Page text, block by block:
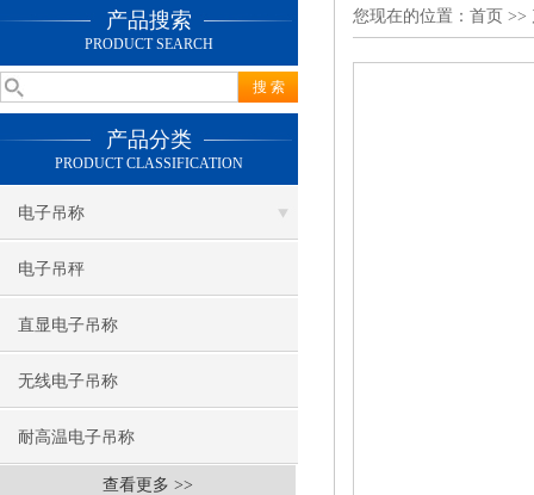
产品搜索
PRODUCT SEARCH
产品分类
PRODUCT CLASSIFICATION
电子吊称
电子吊秤
直显电子吊称
无线电子吊称
耐高温电子吊称
查看更多 >>
您现在的位置： 首页 >>